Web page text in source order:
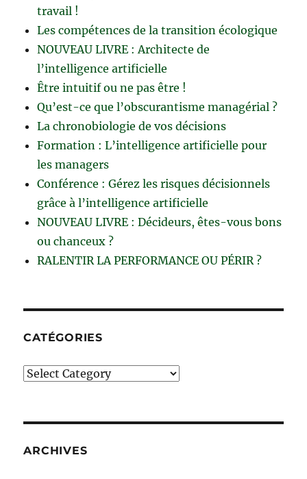
travail !
Les compétences de la transition écologique
NOUVEAU LIVRE : Architecte de
l’intelligence artificielle
Être intuitif ou ne pas être !
Qu’est-ce que l’obscurantisme managérial ?
La chronobiologie de vos décisions
Formation : L’intelligence artificielle pour
les managers
Conférence : Gérez les risques décisionnels
grâce à l’intelligence artificielle
NOUVEAU LIVRE : Décideurs, êtes-vous bons
ou chanceux ?
RALENTIR LA PERFORMANCE OU PÉRIR ?
CATÉGORIES
Catégories
ARCHIVES